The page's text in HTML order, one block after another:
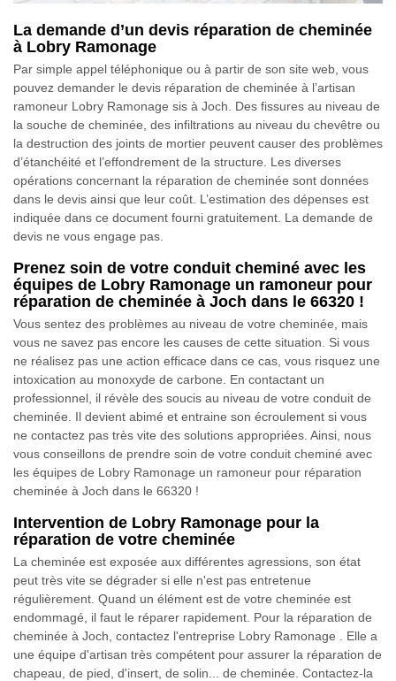
La demande d’un devis réparation de cheminée
à Lobry Ramonage
Par simple appel téléphonique ou à partir de son site web, vous
pouvez demander le devis réparation de cheminée à l’artisan
ramoneur Lobry Ramonage sis à Joch. Des fissures au niveau de
la souche de cheminée, des infiltrations au niveau du chevêtre ou
la destruction des joints de mortier peuvent causer des problèmes
d’étanchéité et l’effondrement de la structure. Les diverses
opérations concernant la réparation de cheminée sont données
dans le devis ainsi que leur coût. L’estimation des dépenses est
indiquée dans ce document fourni gratuitement. La demande de
devis ne vous engage pas.
Prenez soin de votre conduit cheminé avec les
équipes de Lobry Ramonage un ramoneur pour
réparation de cheminée à Joch dans le 66320 !
Vous sentez des problèmes au niveau de votre cheminée, mais
vous ne savez pas encore les causes de cette situation. Si vous
ne réalisez pas une action efficace dans ce cas, vous risquez une
intoxication au monoxyde de carbone. En contactant un
professionnel, il révèle des soucis au niveau de votre conduit de
cheminée. Il devient abimé et entraine son écroulement si vous
ne contactez pas très vite des solutions appropriées. Ainsi, nous
vous conseillons de prendre soin de votre conduit cheminé avec
les équipes de Lobry Ramonage un ramoneur pour réparation
cheminée à Joch dans le 66320 !
Intervention de Lobry Ramonage pour la
réparation de votre cheminée
La cheminée est exposée aux différentes agressions, son état
peut très vite se dégrader si elle n'est pas entretenue
régulièrement. Quand un élément est de votre cheminée est
endommagé, il faut le réparer rapidement. Pour la réparation de
cheminée à Joch, contactez l'entreprise Lobry Ramonage . Elle a
une équipe d'artisan très compétent pour assurer la réparation de
chapeau, de pied, d'insert, de solin... de cheminée. Contactez-la